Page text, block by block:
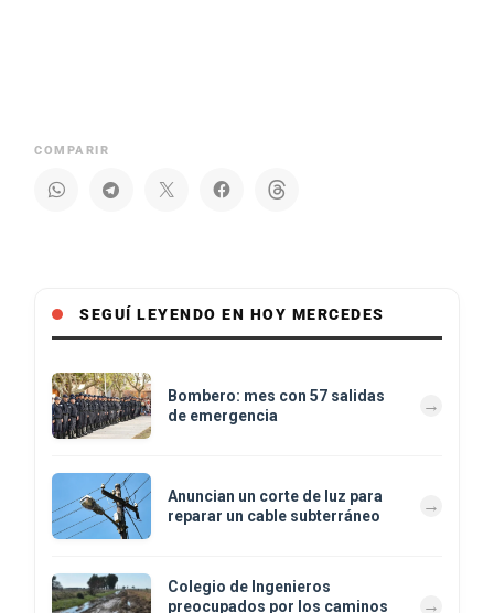
COMPARIR
SEGUÍ LEYENDO EN HOY MERCEDES
Bombero: mes con 57 salidas
de emergencia
Anuncian un corte de luz para
reparar un cable subterráneo
Colegio de Ingenieros
preocupados por los caminos